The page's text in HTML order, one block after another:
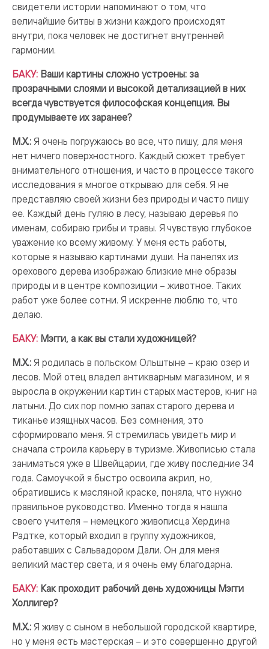
свидетели истории напоминают о том, что
величайшие битвы в жизни каждого происходят
внутри, пока человек не достигнет внутренней
гармонии.
БАКУ: Ваши картины сложно устроены: за
прозрачными слоями и высокой детализацией в них
всегда чувствуется философская концепция. Вы
продумываете их заранее?
М.Х.: Я очень погружаюсь во все, что пишу, для меня
нет ничего поверхностного. Каждый сюжет требует
внимательного отношения, и часто в процессе такого
исследования я многое открываю для себя. Я не
представляю своей жизни без природы и часто пишу
ее. Каждый день гуляю в лесу, называю деревья по
именам, собираю грибы и травы. Я чувствую глубокое
уважение ко всему живому. У меня есть работы,
которые я называю картинами души. На панелях из
орехового дерева изображаю близкие мне образы
природы и в центре композиции – животное. Таких
работ уже более сотни. Я искренне люблю то, что
делаю.
БАКУ: Мэгги, а как вы стали художницей?
М.Х.: Я родилась в польском Ольштыне – краю озер и
лесов. Мой отец владел антикварным магазином, и я
выросла в окружении картин старых мастеров, книг на
латыни. До сих пор помню запах старого дерева и
тиканье изящных часов. Без сомнения, это
сформировало меня. Я стремилась увидеть мир и
сначала строила карьеру в туризме. Живописью стала
заниматься уже в Швейцарии, где живу последние 34
года. Самоучкой я быстро освоила акрил, но,
обратившись к масляной краске, поняла, что нужно
правильное руководство. Именно тогда я нашла
своего учителя – немецкого живописца Хердина
Радтке, который входил в группу художников,
работавших с Сальвадором Дали. Он для меня
великий мастер света, и я очень ему благодарна.
БАКУ: Как проходит рабочий день художницы Мэгги
Холлигер?
М.Х.: Я живу с сыном в небольшой городской квартире,
но у меня есть мастерская – и это совершенно другой